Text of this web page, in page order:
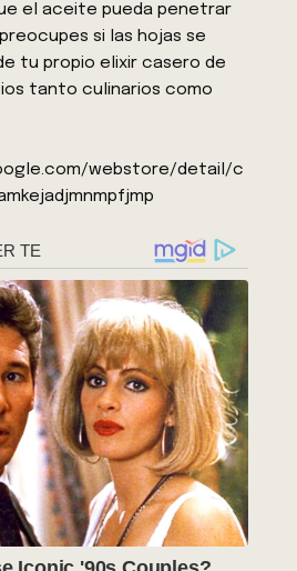
el aceite pueda penetrar
si las hojas se
tu propio elixir casero de
tanto culinarios como
webstore/detail/c